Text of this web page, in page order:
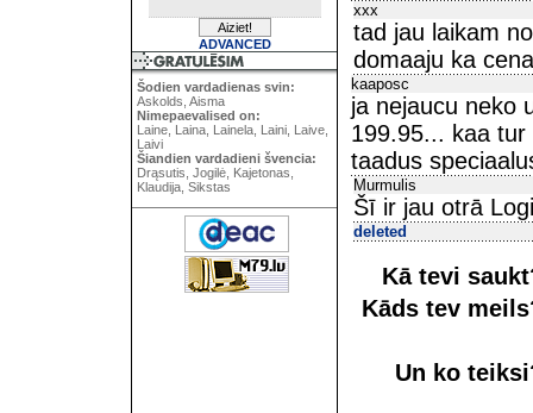
ADVANCED
Šodien vardadienas svin:
Askolds, Aisma
Nimepaevalised on:
Laine, Laina, Lainela, Laini, Laive,
Laivi
Šiandien vardadieni švencia:
Drąsutis, Jogilė, Kajetonas,
Klaudija, Sikstas
xxx
tad jau laikam
domaaju ka
kaaposc
ja nejaucu neko
199.95... kaa
taadus
Murmulis
Šī ir jau otrā
deleted
Kā tevi
Kāds tev
Un ko